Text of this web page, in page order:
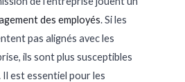
des employés. Si les
pas alignés avec les
ils sont plus susceptibles
Il est essentiel pour les